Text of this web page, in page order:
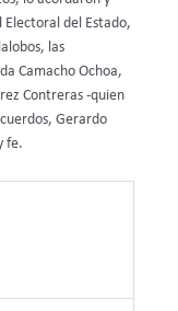
del Estado,
las
Camacho Ochoa,
Contreras -quien
Gerardo
fe.